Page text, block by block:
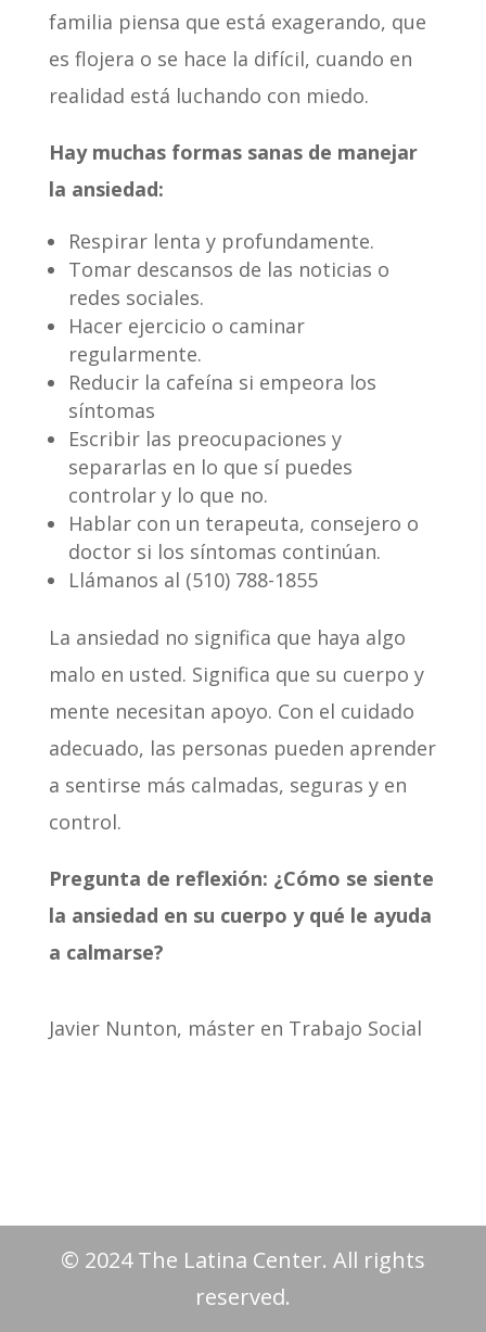
familia piensa que está exagerando, que
es flojera o se hace la difícil, cuando en
realidad está luchando con miedo.
Hay muchas formas sanas de manejar
la ansiedad:
Respirar lenta y profundamente.
Tomar descansos de las noticias o
redes sociales.
Hacer ejercicio o caminar
regularmente.
Reducir la cafeína si empeora los
síntomas
Escribir las preocupaciones y
separarlas en lo que sí puedes
controlar y lo que no.
Hablar con un terapeuta, consejero o
doctor si los síntomas continúan.
Llámanos al (510) 788-1855
La ansiedad no significa que haya algo
malo en usted. Significa que su cuerpo y
mente necesitan apoyo. Con el cuidado
adecuado, las personas pueden aprender
a sentirse más calmadas, seguras y en
control.
Pregunta de reflexión: ¿Cómo se siente
la ansiedad en su cuerpo y qué le ayuda
a calmarse?
Javier Nunton, máster en Trabajo Social
© 2024 The Latina Center. All rights
reserved.